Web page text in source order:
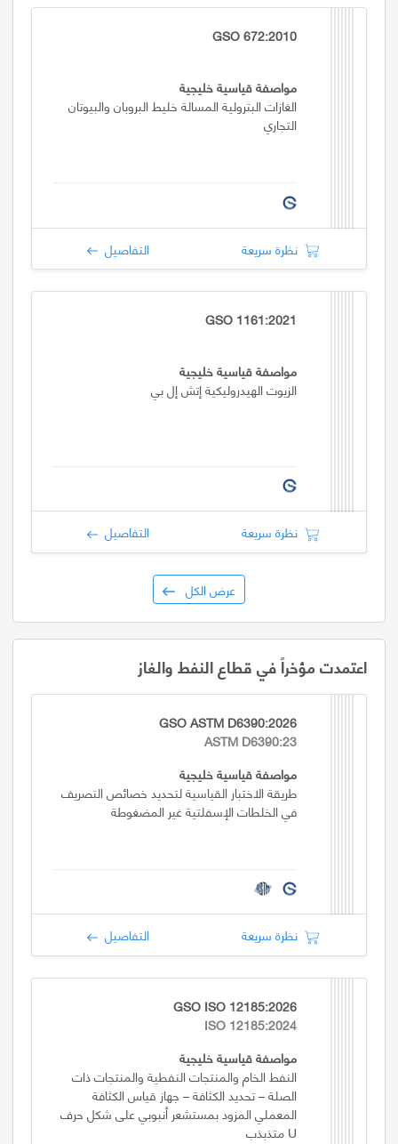
GSO 672:2010
مواصفة قياسية خليجية
الغازات البترولية المسالة خليط البروبان والبيوتان
التجاري
نظرة سريعة التفاصيل
GSO 1161:2021
مواصفة قياسية خليجية
الزيوت الهيدروليكية إتش إل بي
نظرة سريعة التفاصيل
عرض الكل
اعتمدت مؤخراً في قطاع النفط والغاز
GSO ASTM D6390:2026
ASTM D6390:23
مواصفة قياسية خليجية
طريقة الاختبار القياسية لتحديد خصائص التصريف
في الخلطات الإسفلتية غير المضغوطة
نظرة سريعة التفاصيل
GSO ISO 12185:2026
ISO 12185:2024
مواصفة قياسية خليجية
النفط الخام والمنتجات النفطية والمنتجات ذات
الصلة – تحديد الكثافة – جهاز قياس الكثافة
المعملي المزود بمستشعر أنبوبي على شكل حرف
U متذبذب